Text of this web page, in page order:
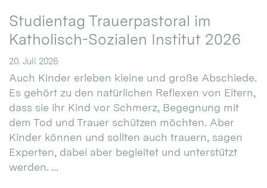
Studientag Trauerpastoral im
Katholisch-Sozialen Institut 2026
20. Juli 2026
Auch Kinder erleben kleine und große Abschiede.
Es gehört zu den natürlichen Reflexen von Eltern,
dass sie ihr Kind vor Schmerz, Begegnung mit
dem Tod und Trauer schützen möchten. Aber
Kinder können und sollten auch trauern, sagen
Experten, dabei aber begleitet und unterstützt
werden. ...